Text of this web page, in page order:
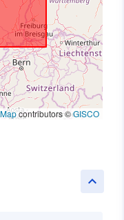
contributors ©GISCO
keyboard_arrow_up